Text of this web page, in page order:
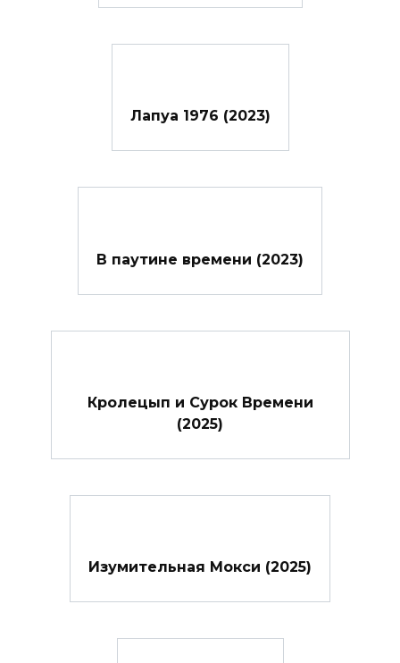
Лапуа 1976 (2023)
В паутине времени (2023)
Кролецып и Сурок Времени
(2025)
Изумительная Мокси (2025)